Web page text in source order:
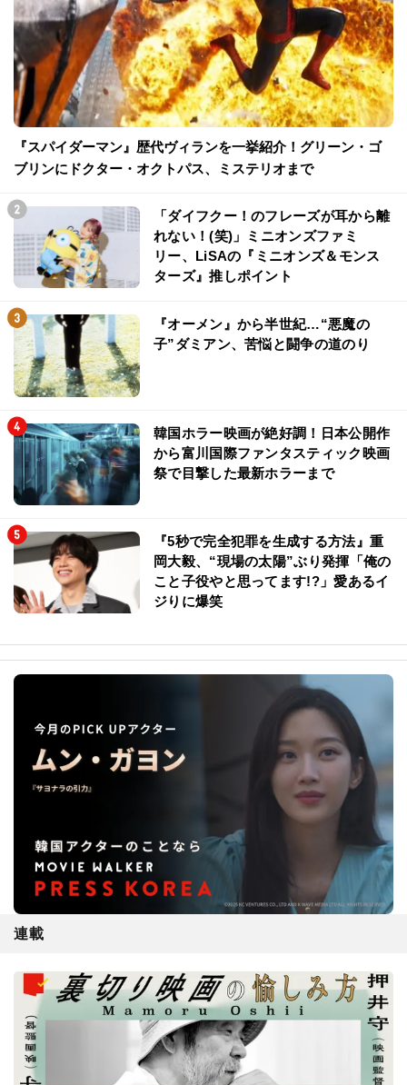
『スパイダーマン』歴代ヴィランを一挙紹介！グリーン・ゴ
ブリンにドクター・オクトパス、ミステリオまで
「ダイフクー！のフレーズが耳から離
れない！(笑)」ミニオンズファミ
リー、LiSAの『ミニオンズ＆モンス
ターズ』推しポイント
『オーメン』から半世紀…“悪魔の
子”ダミアン、苦悩と闘争の道のり
韓国ホラー映画が絶好調！日本公開作
から富川国際ファンタスティック映画
祭で目撃した最新ホラーまで
『5秒で完全犯罪を生成する方法』重
岡大毅、“現場の太陽”ぶり発揮「俺の
こと子役やと思ってます!?」愛あるイ
ジりに爆笑
連載